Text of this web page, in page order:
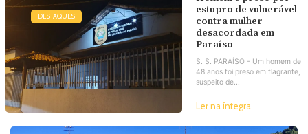
DESTAQUES
estupro de vulnerável
contra mulher
desacordada em
Paraíso
S. S. PARAÍSO - Um homem de
48 anos foi preso em flagrante,
suspeito de...
Ler na íntegra